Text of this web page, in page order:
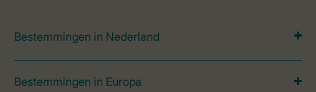
Bestemmingen in Nederland
Bestemmingen in Europa